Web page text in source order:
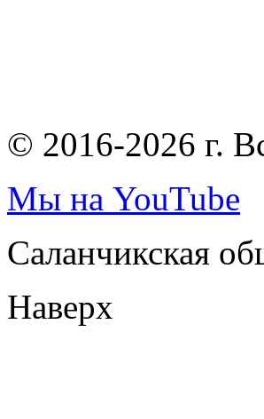
© 2016-2026 г.
Мы на YouTube
Саланчикская
Наверх